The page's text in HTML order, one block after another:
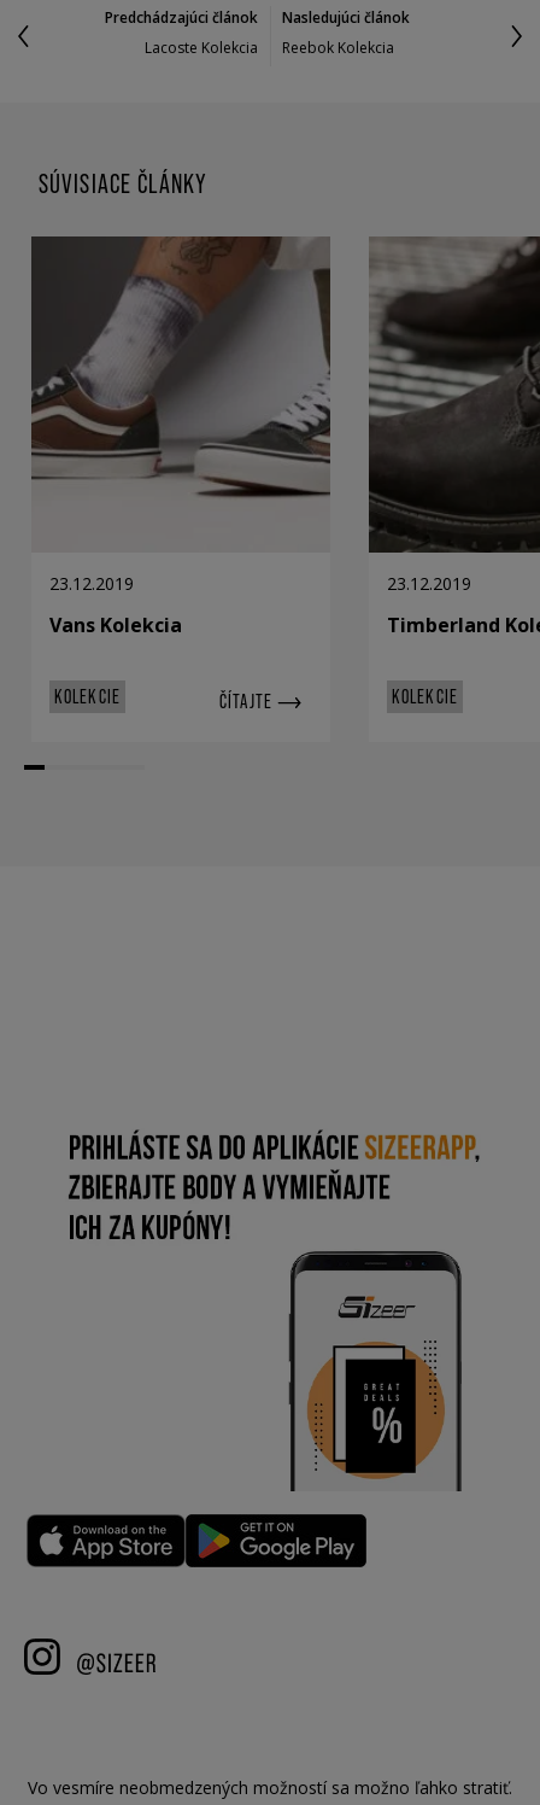
Predchádzajúci článok
Lacoste Kolekcia
Nasledujúci článok
Reebok Kolekcia
SÚVISIACE ČLÁNKY
23.12.2019
Vans Kolekcia
KOLEKCIE ČÍTAJTE
23.12.2019
Timberland
KOLEKCIE
Vo vesmíre neobmedzených možností sa možno ľahko stratiť.